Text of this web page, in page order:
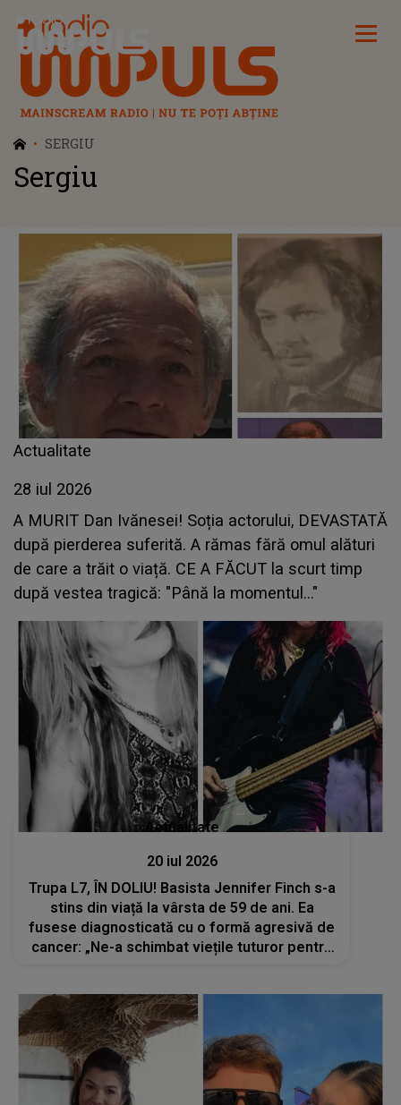
Radio Impuls
SERGIU
Sergiu
Actualitate
28 iul 2026
A MURIT Dan Ivănesei! Soția actorului, DEVASTATĂ
după pierderea suferită. A rămas fără omul alături
de care a trăit o viață. CE A FĂCUT la scurt timp
după vestea tragică: "Până la momentul..."
Actualitate
20 iul 2026
Trupa L7, ÎN DOLIU! Basista Jennifer Finch s-a
stins din viață la vârsta de 59 de ani. Ea
fusese diagnosticată cu o formă agresivă de
cancer: „Ne-a schimbat viețile tuturor pentru